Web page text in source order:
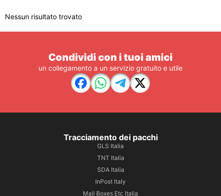
Nessun risultato trovato
Condividi con i tuoi amici
un collegamento a un servizio gratuito e utile
Tracciamento dei pacchi
GLS Italia
TNT Italia
SDA Italia
InPost Italy
Mail Boxes Etc Italia